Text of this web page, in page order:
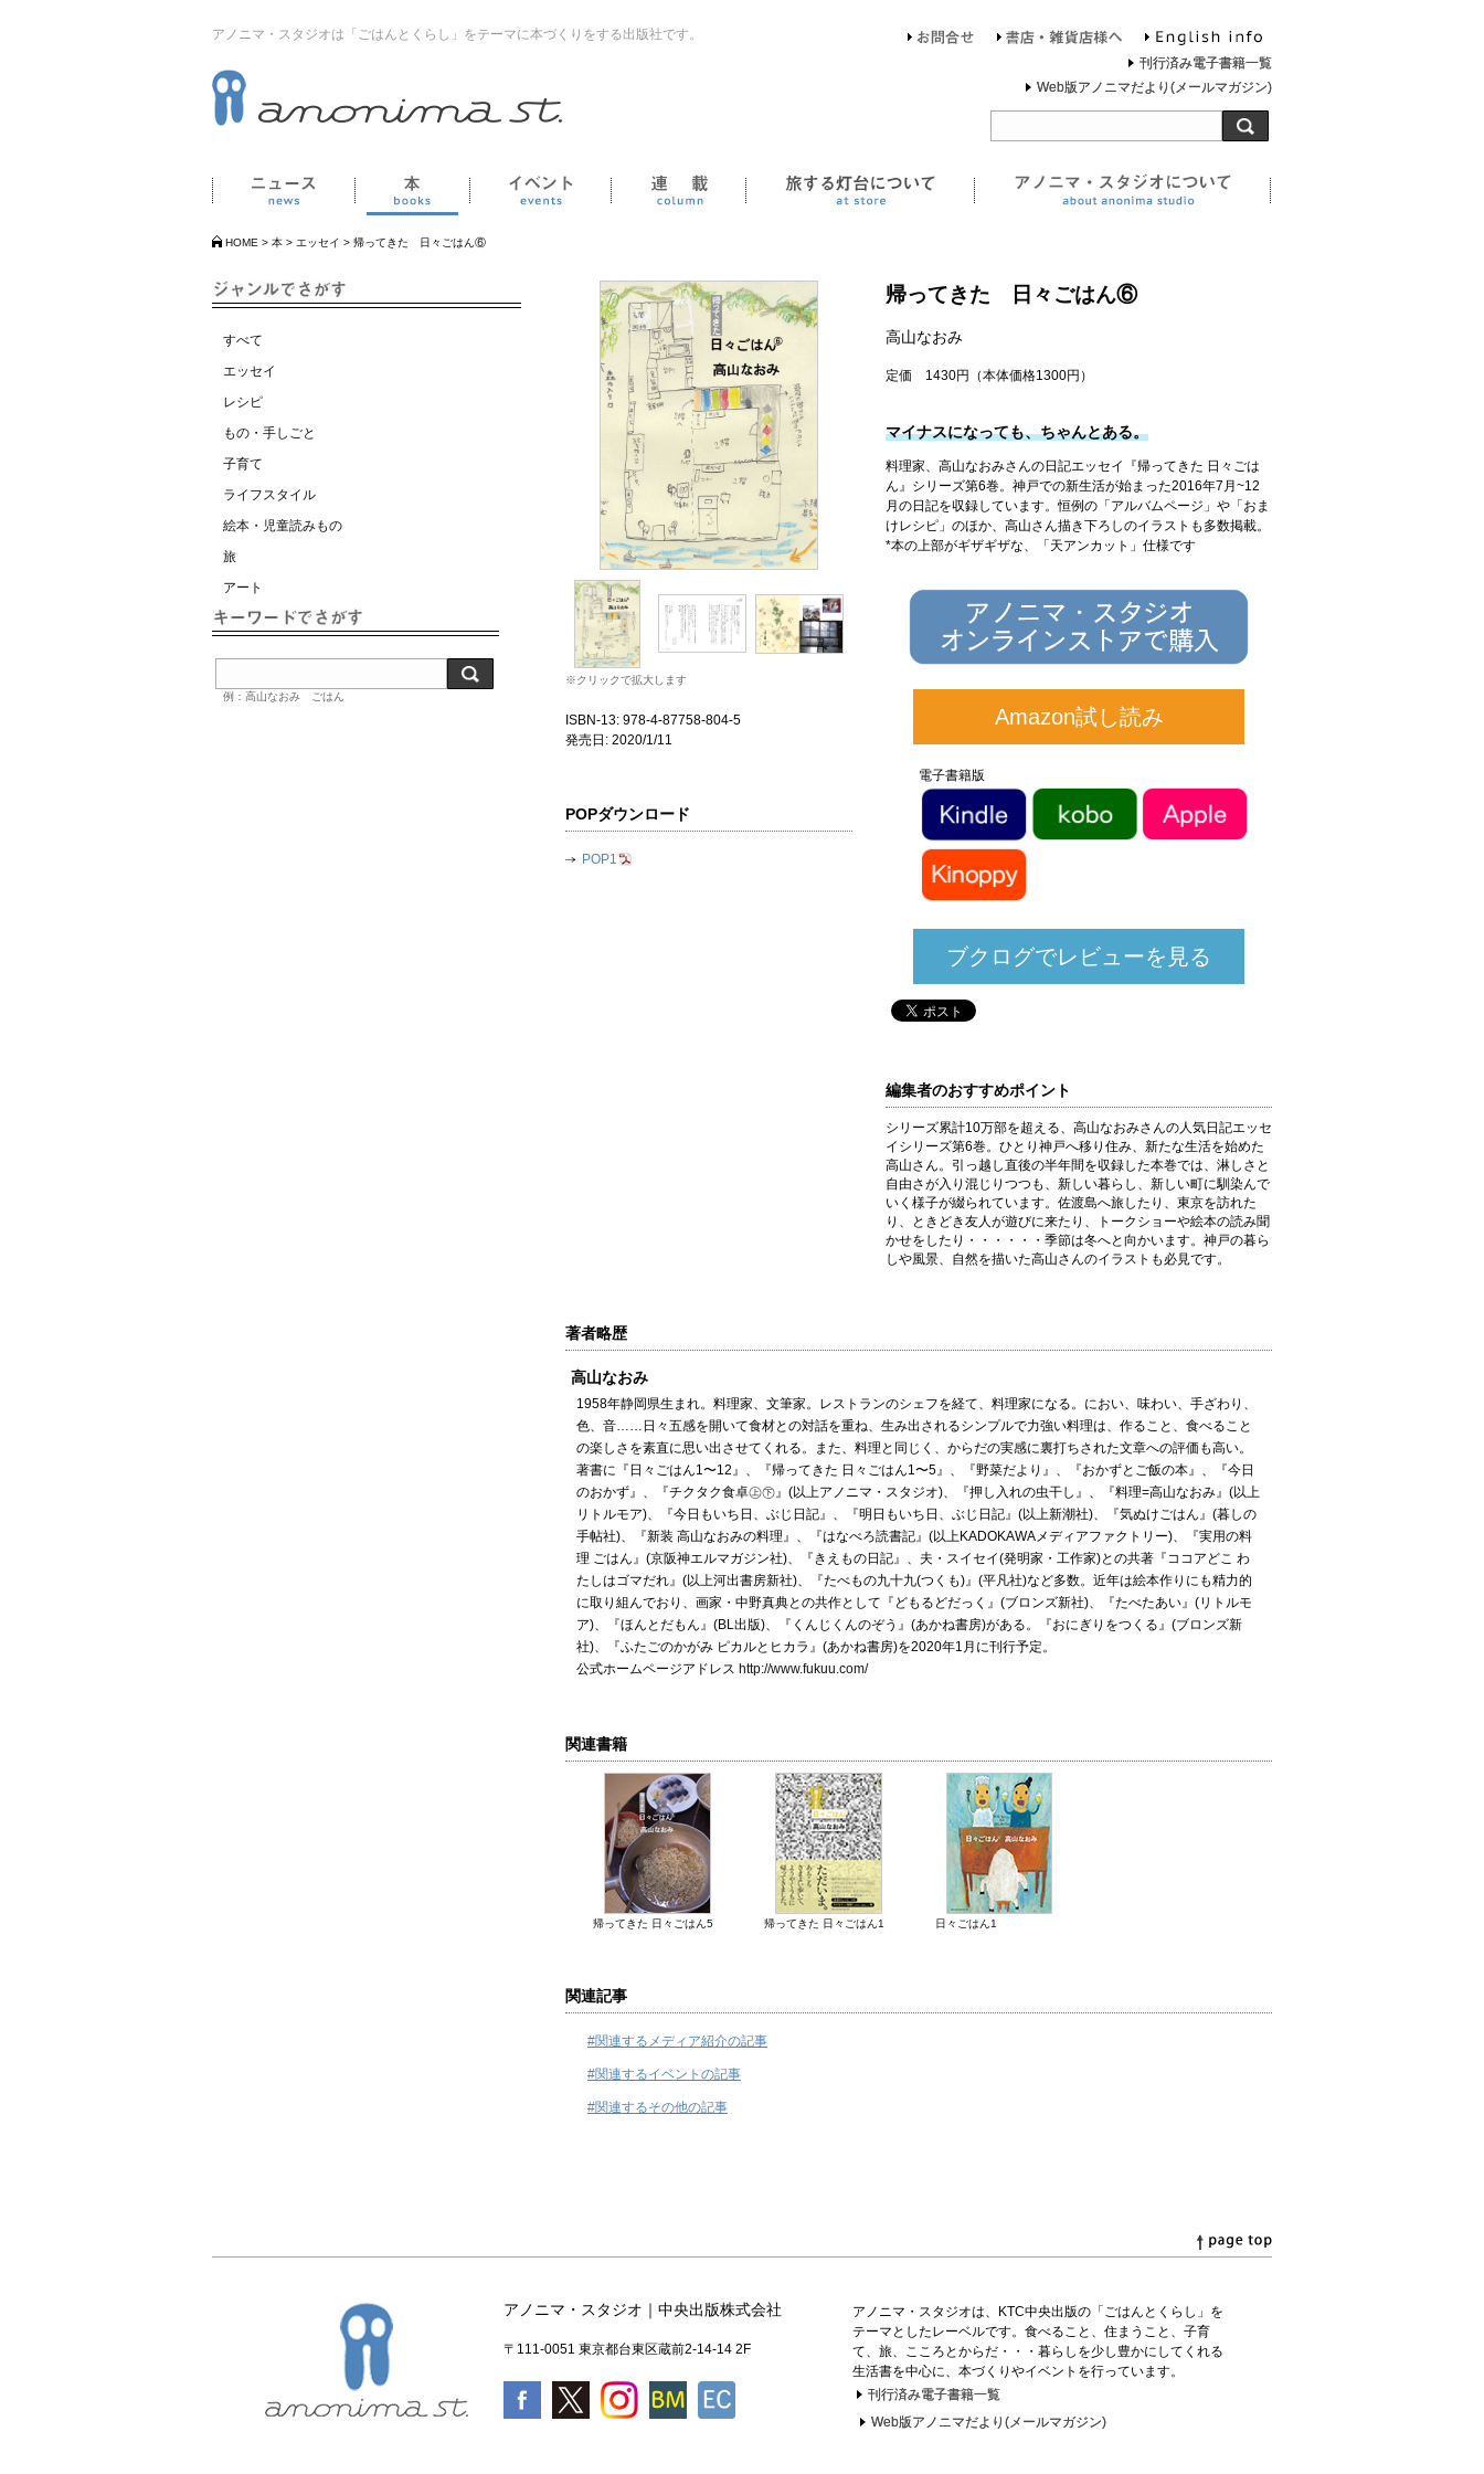
アノニマ・スタジオは「ごはんとくらし」をテーマに本づくりをする出版社です。
ニュース 本 イベント 連載 旅する灯台について
お問合せ 書店・雑貨店様へ
刊行済み電子書籍一覧
Web版アノニマだより(メールマガジン)
HOME > 本 > エッセイ > 帰ってきた 日々ごはん⑥
すべて
エッセイ
レシピ
もの・手しごと
子育て
ライフスタイル
絵本・児童読みもの
旅
アート
例：高山なおみ ごはん
※クリックで拡大します
ISBN-13: 978-4-87758-804-5
発売日: 2020/1/11
POPダウンロード
POP1
帰ってきた 日々ごはん⑥
高山なおみ
定価 1430円（本体価格1300円）
マイナスになっても、ちゃんとある。
料理家、高山なおみさんの日記エッセイ『帰ってきた 日々ごは
ん』シリーズ第6巻。神戸での新生活が始まった2016年7月~12
月の日記を収録しています。恒例の「アルバムページ」や「おま
けレシピ」のほか、高山さん描き下ろしのイラストも多数掲載。
*本の上部がギザギザな、「天アンカット」仕様です
Amazon試し読み
電子書籍版
ブクログでレビューを見る
編集者のおすすめポイント
シリーズ累計10万部を超える、高山なおみさんの人気日記エッセ
イシリーズ第6巻。ひとり神戸へ移り住み、新たな生活を始めた
高山さん。引っ越し直後の半年間を収録した本巻では、淋しさと
自由さが入り混じりつつも、新しい暮らし、新しい町に馴染んで
いく様子が綴られています。佐渡島へ旅したり、東京を訪れた
り、ときどき友人が遊びに来たり、トークショーや絵本の読み聞
かせをしたり・・・・・・季節は冬へと向かいます。神戸の暮ら
しや風景、自然を描いた高山さんのイラストも必見です。
著者略歴
高山なおみ
1958年静岡県生まれ。料理家、文筆家。レストランのシェフを経て、料理家になる。におい、味わい、手ざわり、
色、音……日々五感を開いて食材との対話を重ね、生み出されるシンプルで力強い料理は、作ること、食べること
の楽しさを素直に思い出させてくれる。また、料理と同じく、からだの実感に裏打ちされた文章への評価も高い。
著書に『日々ごはん1〜12』、『帰ってきた 日々ごはん1〜5』、『野菜だより』、『おかずとご飯の本』、『今日
のおかず』、『チクタク食卓㊤㊦』(以上アノニマ・スタジオ)、『押し入れの虫干し』、『料理=高山なおみ』(以上
リトルモア)、『今日もいち日、ぶじ日記』、『明日もいち日、ぶじ日記』(以上新潮社)、『気ぬけごはん』(暮しの
手帖社)、『新装 高山なおみの料理』、『はなべろ読書記』(以上KADOKAWAメディアファクトリー)、『実用の料
理 ごはん』(京阪神エルマガジン社)、『きえもの日記』、夫・スイセイ(発明家・工作家)との共著『ココアどこ わ
たしはゴマだれ』(以上河出書房新社)、『たべもの九十九(つくも)』(平凡社)など多数。近年は絵本作りにも精力的
に取り組んでおり、画家・中野真典との共作として『どもるどだっく』(ブロンズ新社)、『たべたあい』(リトルモ
ア)、『ほんとだもん』(BL出版)、『くんじくんのぞう』(あかね書房)がある。『おにぎりをつくる』(ブロンズ新
社)、『ふたごのかがみ ピカルとヒカラ』(あかね書房)を2020年1月に刊行予定。
公式ホームページアドレス http://www.fukuu.com/
関連書籍
帰ってきた 日々ごはん5 帰ってきた 日々ごはん1 日々ごはん1
関連記事
#関連するメディア紹介の記事
#関連するイベントの記事
#関連するその他の記事
アノニマ・スタジオ｜中央出版株式会社
〒111-0051 東京都台東区蔵前2-14-14 2F
アノニマ・スタジオは、KTC中央出版の「ごはんとくらし」を
テーマとしたレーベルです。食べること、住まうこと、子育
て、旅、こころとからだ・・・暮らしを少し豊かにしてくれる
生活書を中心に、本づくりやイベントを行っています。
刊行済み電子書籍一覧
Web版アノニマだより(メールマガジン)